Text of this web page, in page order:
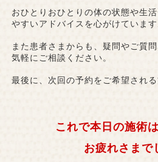
おひとりおひとりの体の状態や生
やすいアドバイスを心がけています
また患者さまからも、疑問やご質
気軽にご相談ください。
最後に、次回の予約をご希望される
これで本日の施術
お疲れさまで